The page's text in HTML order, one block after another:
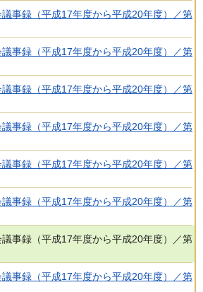
事録（平成17年度から平成20年度）／第
事録（平成17年度から平成20年度）／第
事録（平成17年度から平成20年度）／第
事録（平成17年度から平成20年度）／第
事録（平成17年度から平成20年度）／第
事録（平成17年度から平成20年度）／第
事録（平成17年度から平成20年度）／第
事録（平成17年度から平成20年度）／第